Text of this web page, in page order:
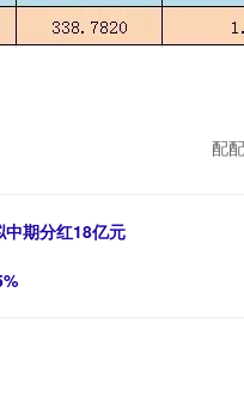
配
期分红18亿元